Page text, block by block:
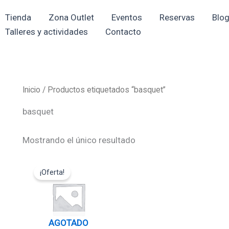
Tienda Zona Outlet Eventos Reservas
Talleres y actividades
Contacto
Inicio / Productos etiquetados “basquet”
basquet
Mostrando el único resultado
AGOTADO
¡Oferta!
precio
original
era:
17,95€.
es:
16,15€.